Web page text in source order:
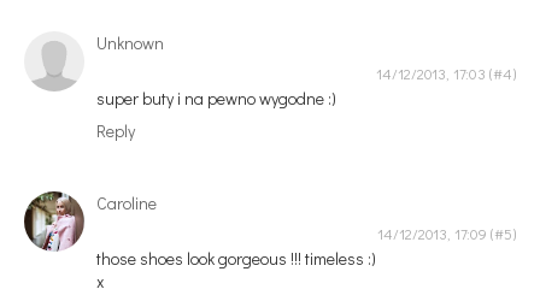
Unknown
14/12/2013, 17:03
super buty i na pewno wygodne :)
Reply
Caroline
14/12/2013, 17:09
those shoes look gorgeous !!! timeless :)
x